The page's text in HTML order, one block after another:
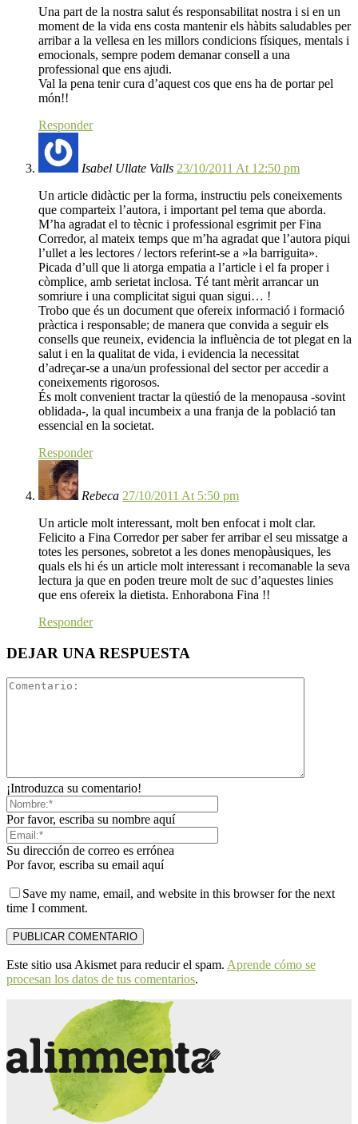
Una part de la nostra salut és responsabilitat nostra i si en un
moment de la vida ens costa mantenir els hàbits saludables per
arribar a la vellesa en les millors condicions físiques, mentals i
emocionals, sempre podem demanar consell a una
professional que ens ajudi.
Val la pena tenir cura d’aquest cos que ens ha de portar pel
món!!
Responder
Isabel Ullate Valls 23/10/2011 At 12:50 pm
Un article didàctic per la forma, instructiu pels coneixements
que comparteix l’autora, i important pel tema que aborda.
M’ha agradat el to tècnic i professional esgrimit per Fina
Corredor, al mateix temps que m’ha agradat que l’autora piqui
l’ullet a les lectores / lectors referint-se a »la barriguita».
Picada d’ull que li atorga empatia a l’article i el fa proper i
còmplice, amb serietat inclosa. Té tant mèrit arrancar un
somriure i una complicitat sigui quan sigui… !
Trobo que és un document que ofereix informació i formació
pràctica i responsable; de manera que convida a seguir els
consells que reuneix, evidencia la influència de tot plegat en la
salut i en la qualitat de vida, i evidencia la necessitat
d’adreçar-se a una/un professional del sector per accedir a
coneixements rigorosos.
És molt convenient tractar la qüestió de la menopausa -sovint
oblidada-, la qual incumbeix a una franja de la població tan
essencial en la societat.
Responder
Rebeca 27/10/2011 At 5:50 pm
Un article molt interessant, molt ben enfocat i molt clar.
Felicito a Fina Corredor per saber fer arribar el seu missatge a
totes les persones, sobretot a les dones menopàusiques, les
quals els hi és un article molt interessant i recomanable la seva
lectura ja que en poden treure molt de suc d’aquestes linies
que ens ofereix la dietista. Enhorabona Fina !!
Responder
DEJAR UNA RESPUESTA
¡Introduzca su comentario!
Por favor, escriba su nombre aquí
Su dirección de correo es errónea
Por favor, escriba su email aquí
Save my name, email, and website in this browser for the next
time I comment.
Este sitio usa Akismet para reducir el spam. Aprende cómo se
procesan los datos de tus comentarios.